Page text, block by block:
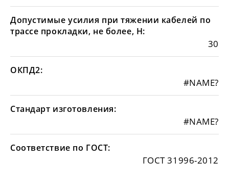
Допустимые усилия при тяжении кабелей по
трассе прокладки, не более, Н:
30
ОКПД2:
#NAME?
Стандарт изготовления:
#NAME?
Соответствие по ГОСТ:
ГОСТ 31996-2012